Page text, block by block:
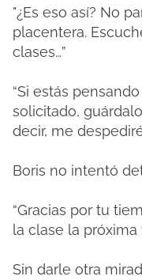
"¿Es eso así? No
placentera.
clases…”
“Si estás
solicitado,
decir, me
Boris no intentó
“Gracias por tu
la clase la próxima
Sin darle otra